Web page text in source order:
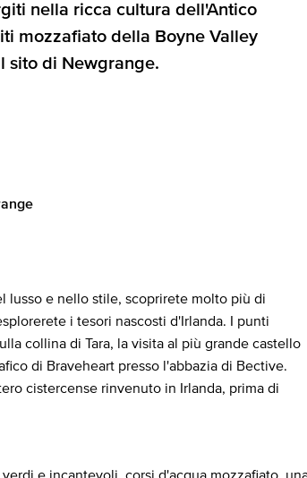
nella ricca cultura dell'Antico
mozzafiato della Boyne Valley
sito di Newgrange.
lusso e nello stile, scoprirete molto più di
i tesori nascosti d'Irlanda. I punti
collina di Tara, la visita al più grande castello
di Braveheart presso l'abbazia di Bective.
cistercense rinvenuto in Irlanda, prima di